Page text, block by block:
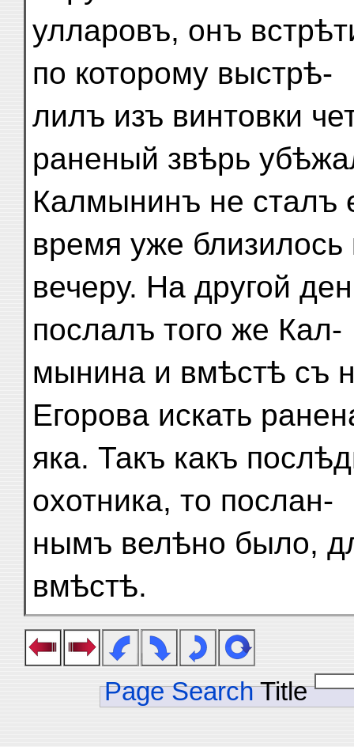
улларовъ, онъ
по которому выстрѣ-
лилъ изъ винтовки
раненый звѣрь
Калмынинъ не сталъ
время уже близилось
вечеру. На другой
послалъ того же Кал-
мынина и вмѣстѣ съ
Егорова искать
яка. Такъ какъ
охотника, то послан-
нымъ велѣно было,
вмѣстѣ.
Page Search Title